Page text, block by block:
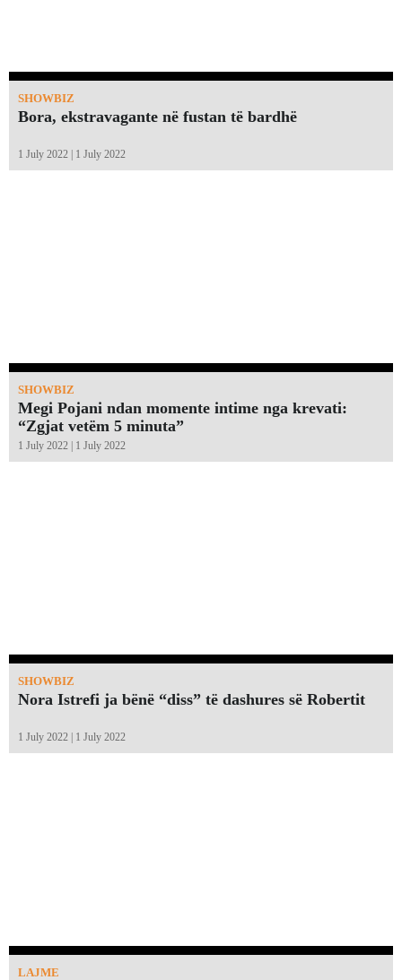
SHOWBIZ
Bora, ekstravagante në fustan të bardhë
1 July 2022 | 1 July 2022
SHOWBIZ
Megi Pojani ndan momente intime nga krevati:
“Zgjat vetëm 5 minuta”￼
1 July 2022 | 1 July 2022
SHOWBIZ
Nora Istrefi ja bënë “diss” të dashures së Robertit
1 July 2022 | 1 July 2022
LAJME